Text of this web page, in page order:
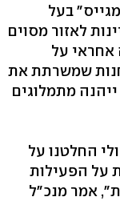
בעל
לאזור מסוים
אחראי על
שמשרתת את
ייהנה מתמלוגים
החלטנו על
על הפעילות
אמר מנכ"ל